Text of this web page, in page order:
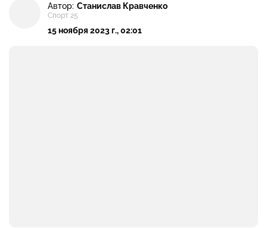
Автор: Станислав Кравченко
Спорт 25
15 ноября 2023 г., 02:01